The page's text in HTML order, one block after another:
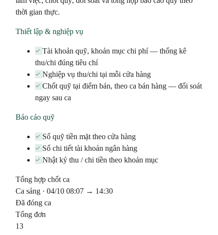
thời gian thực.
Thiết lập & nghiệp vụ
Tài khoản quỹ, khoản mục chi phí — thống kê
thu/chi đúng tiêu chí
Nghiệp vụ thu/chi tại mỗi cửa hàng
Chốt quỹ tại điểm bán, theo ca bán hàng — đối soát
ngay sau ca
Báo cáo quỹ
Sổ quỹ tiền mặt theo cửa hàng
Sổ chi tiết tài khoản ngân hàng
Nhật ký thu / chi tiền theo khoản mục
Tổng hợp chốt ca
Ca sáng · 04/10 08:07 → 14:30
Đã đóng ca
Tổng đơn
13